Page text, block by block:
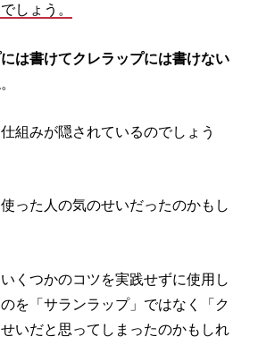
しょう。
は書けてクレラップには書けない
組みが隠されているのでしょう
った人の気のせいだったのかもし
くつかのコツを実践せずに使用し
を「サランラップ」ではなく「ク
いだと思ってしまったのかもしれ